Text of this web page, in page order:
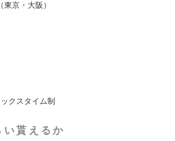
京・大阪）
クスタイム制
貰えるか